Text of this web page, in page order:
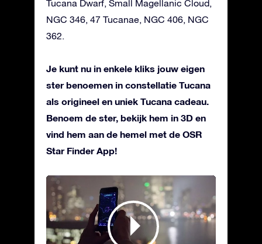
Tucana Dwarf, Small Magellanic Cloud,
NGC 346, 47 Tucanae, NGC 406, NGC
362.
Je kunt nu in enkele kliks jouw eigen
ster benoemen in constellatie Tucana
als origineel en uniek Tucana cadeau.
Benoem de ster, bekijk hem in 3D en
vind hem aan de hemel met de OSR
Star Finder App!